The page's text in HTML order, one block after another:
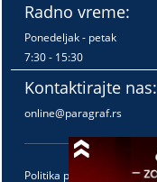
Radno vreme:
Ponedeljak - petak
7:30 - 15:30
Kontaktirajte nas:
online@paragraf.rs
Politika privatnosti